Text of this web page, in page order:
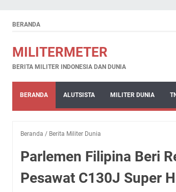
BERANDA
MILITERMETER
BERITA MILITER INDONESIA DAN DUNIA
BERANDA ALUTSISTA MILITER DUNIA TNI
Beranda / Berita Militer Dunia
Parlemen Filipina Beri
Pesawat C130J Super